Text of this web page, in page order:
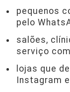
pequenos
pelo
salões,
serviço
lojas que
Instagram